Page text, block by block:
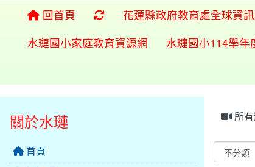
回首頁 重新取得佈景設定
花蓮縣政府教育處全球資
水璉國小家庭教育資源網
水璉國小114學年
所
關於水璉
首頁